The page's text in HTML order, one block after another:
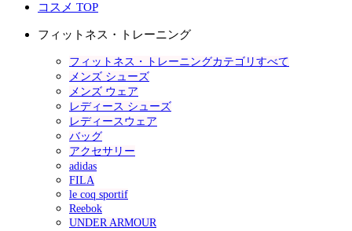
コスメ TOP
フィットネス・トレーニング
フィットネス・トレーニングカテゴリすべて
メンズ シューズ
メンズ ウェア
レディース シューズ
レディースウェア
バッグ
アクセサリー
adidas
FILA
le coq sportif
Reebok
UNDER ARMOUR